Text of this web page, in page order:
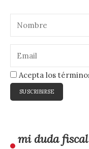
Acepta los
mi duda fiscal